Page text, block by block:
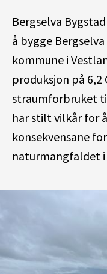
Bergselva
å bygge
kommune i
produksjon på 6,2
straumforbruket
har stilt vilkår for
konsekvensane
naturmangfaldet